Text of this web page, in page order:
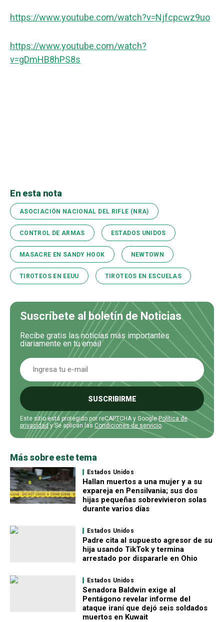
https://www.youtube.com/watch?v=Njfcpcwz9uo
https://www.youtube.com/watch?
v=gDmHB8hPS8s
En esta nota
ASOCIACIÓN NACIONAL DEL RIFLE (NRA)
CONTROL DE ARMAS ESTADOS UNIDOS
MASACRE EN SANDY HOOK NEWTOWN
TIROTEOS EN EEUU TIROTEOS EN ESCUELAS
Suscríbete al boletín de Noticias
Recibe gratis las noticias más importantes
diariamente en tu email
SUSCRIBIRME
Este sitio está protegido por reCAPTCHA y GooglePolítica de
privacidady Se aplican las Condiciones de servicio.
Más sobre este tema
Estados Unidos
Hallan muertos a una mujer y a su
expareja en Pensilvania; sus dos
hijas pequeñas sobrevivieron solas
durante varios días
Estados Unidos
Padre cita al supuesto agresor de su
hija usando TikTok y termina
arrestado por dispararle en Ohio
Estados Unidos
Senadora Baldwin exige al
Pentágono revelar informe del
ataque iraní que dejó seis soldados
muertos en Kuwait